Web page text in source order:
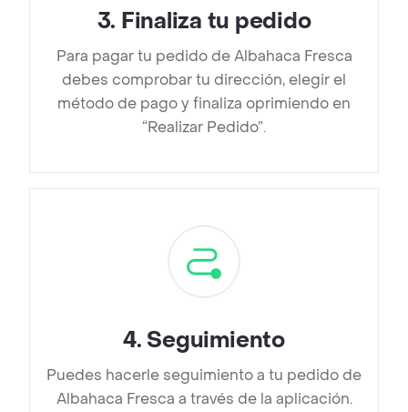
3. Finaliza tu pedido
Para pagar tu pedido de Albahaca Fresca
debes comprobar tu dirección, elegir el
método de pago y finaliza oprimiendo en
“Realizar Pedido”.
4. Seguimiento
Puedes hacerle seguimiento a tu pedido de
Albahaca Fresca a través de la aplicación.